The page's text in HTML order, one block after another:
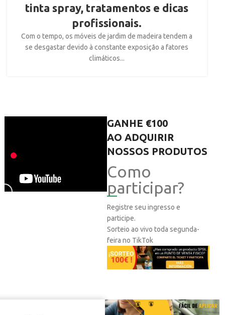
tinta spray, tratamentos e dicas
profissionais.
Com o tempo, os móveis de jardim de madeira tendem a
se desgastar devido à constante exposição a fatores
climáticos...
GANHE €100
AO ADQUIRIR
NOSSOS PRODUTOS
Como
participar?
Registre seu ingresso e
participe.
Sorteio ao vivo toda segunda-
feira no TikTok